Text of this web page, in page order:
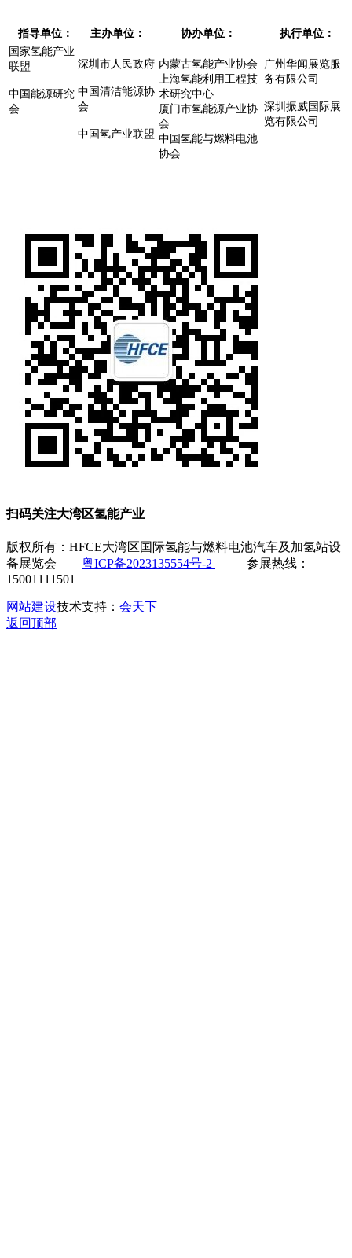
指导单位： 主办单位： 协办单位：
执行单位：
国家氢能产业
联盟
中国能源研究
会
深圳市人民政府
中国清洁能源协
会
中国氢产业联盟
内蒙古氢能产业协会
上海氢能利用工程技
术研究中心
厦门市氢能源产业协
会
中国氢能与燃料电池
协会
广州华闻展览服
务有限公司
深圳振威国际展
览有限公司
扫码关注大湾区氢能产业
版权所有：HFCE大湾区国际氢能与燃料电池汽车及加氢站设
备展览会 粤ICP备2023135554号-2
参展热线：
15001111501
网站建设技术支持： 会天下
返回顶部